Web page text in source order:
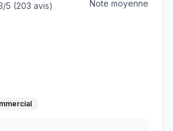
/5 (203 avis)
Note moyenne